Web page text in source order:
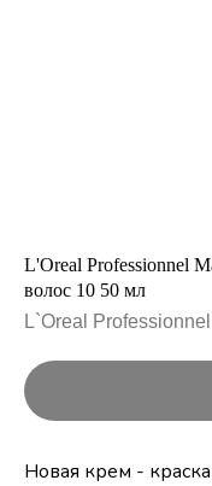
L'Oreal Professionnel
волос 10 50 мл
L`Oreal Professionnel
Новая крем -